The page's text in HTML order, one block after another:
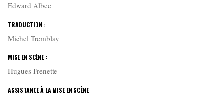
Edward Albee
TRADUCTION :
Michel Tremblay
MISE EN SCÈNE :
Hugues Frenette
ASSISTANCE À LA MISE EN SCÈNE :